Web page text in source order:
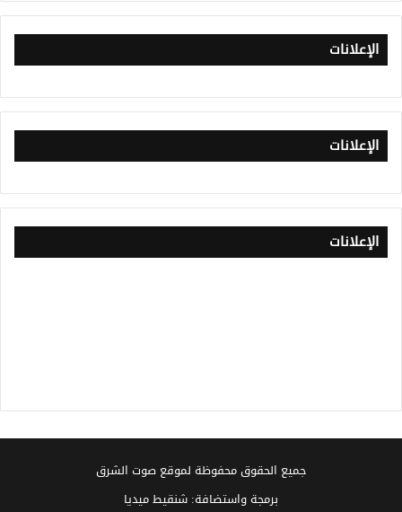
الإعلانات
الإعلانات
الإعلانات
جميع الحقوق محفوظة لموقع صوت الشرق
برمجة واستضافة: شنقيط ميديا